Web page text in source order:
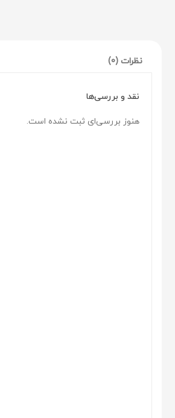
نظرات (0)
نقد و بررسی‌ها
هنوز بررسی‌ای ثبت نشده است.